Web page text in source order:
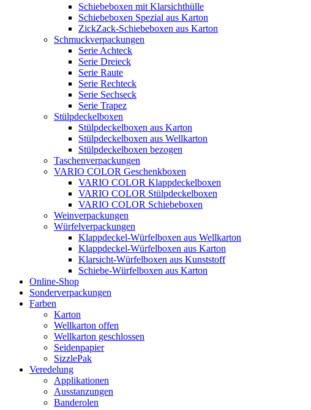
Schiebeboxen mit Klarsichthülle
Schiebeboxen Spezial aus Karton
ZickZack-Schiebeboxen aus Karton
Schmuckverpackungen
Serie Achteck
Serie Dreieck
Serie Raute
Serie Rechteck
Serie Sechseck
Serie Trapez
Stülpdeckelboxen
Stülpdeckelboxen aus Karton
Stülpdeckelboxen aus Wellkarton
Stülpdeckelboxen bezogen
Taschenverpackungen
VARIO COLOR Geschenkboxen
VARIO COLOR Klappdeckelboxen
VARIO COLOR Stülpdeckelboxen
VARIO COLOR Schiebeboxen
Weinverpackungen
Würfelverpackungen
Klappdeckel-Würfelboxen aus Wellkarton
Klappdeckel-Würfelboxen aus Karton
Klarsicht-Würfelboxen aus Kunststoff
Schiebe-Würfelboxen aus Karton
Online-Shop
Sonderverpackungen
Farben
Karton
Wellkarton offen
Wellkarton geschlossen
Seidenpapier
SizzlePak
Veredelung
Applikationen
Ausstanzungen
Banderolen